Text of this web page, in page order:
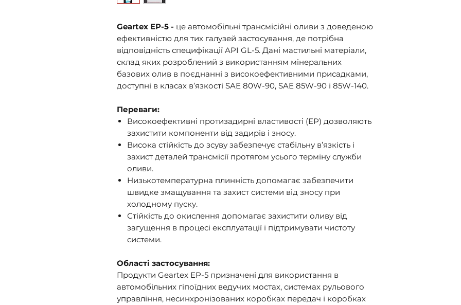
Geartex EP-5 - це автомобільні трансмісійні оливи з доведеною
ефективністю для тих галузей застосування, де потрібна
відповідність специфікації API GL-5. Дані мастильні матеріали,
склад яких розроблений з використанням мінеральних
базових олив в поєднанні з високоефективними присадками,
доступні в класах в’язкості SAE 80W-90, SAE 85W-90 і 85W-140.
Переваги:
Високоефективні протизадирні властивості (ЕР) дозволяють
захистити компоненти від задирів і зносу.
Висока стійкість до зсуву забезпечує стабільну в’язкість і
захист деталей трансмісії протягом усього терміну служби
оливи.
Низькотемпературна плинність допомагає забезпечити
швидке змащування та захист системи від зносу при
холодному пуску.
Стійкість до окислення допомагає захистити оливу від
загущення в процесі експлуатації і підтримувати чистоту
системи.
Області застосування:
Продукти Geartex EP-5 призначені для використання в
автомобільних гіпоїдних ведучих мостах, системах рульового
управління, несинхронізованих коробках передач і коробках